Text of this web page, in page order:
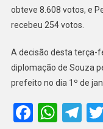
obteve 8.608 votos, e
recebeu 254 votos.
A decisão desta terça-
diplomação de Souza
prefeito no dia 1º de